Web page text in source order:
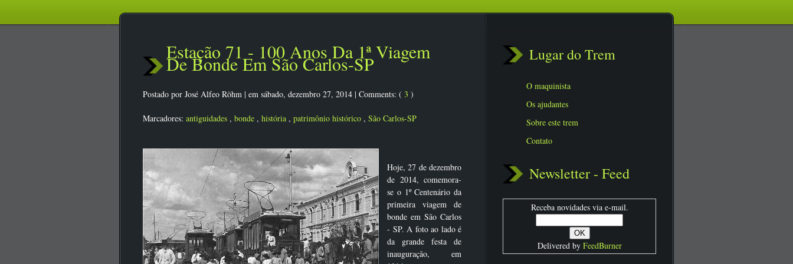
Estação 71 - 100 Anos Da 1ª Viagem
De Bonde Em São Carlos-SP
Postado por José Alfeo Röhm | em sábado, dezembro 27, 2014 | Comments: ( 3 )
Marcadores: antiguidades , bonde , história , patrimônio histórico , São Carlos-SP
Hoje, 27 de dezembro
de 2014, comemora-
se o 1º Centenário da
primeira viagem de
bonde em São Carlos
- SP. A foto ao lado é
da grande festa de
inauguração, em
Lugar do Trem
O maquinista
Os ajudantes
Sobre este trem
Contato
Newsletter - Feed
Receba novidades via e-mail.
Delivered by FeedBurner